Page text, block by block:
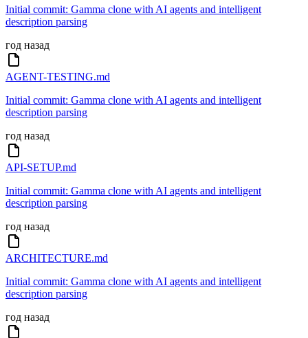
Initial commit: Gamma clone with AI agents and intelligent
description parsing
год назад
AGENT-TESTING.md
Initial commit: Gamma clone with AI agents and intelligent
description parsing
год назад
API-SETUP.md
Initial commit: Gamma clone with AI agents and intelligent
description parsing
год назад
ARCHITECTURE.md
Initial commit: Gamma clone with AI agents and intelligent
description parsing
год назад